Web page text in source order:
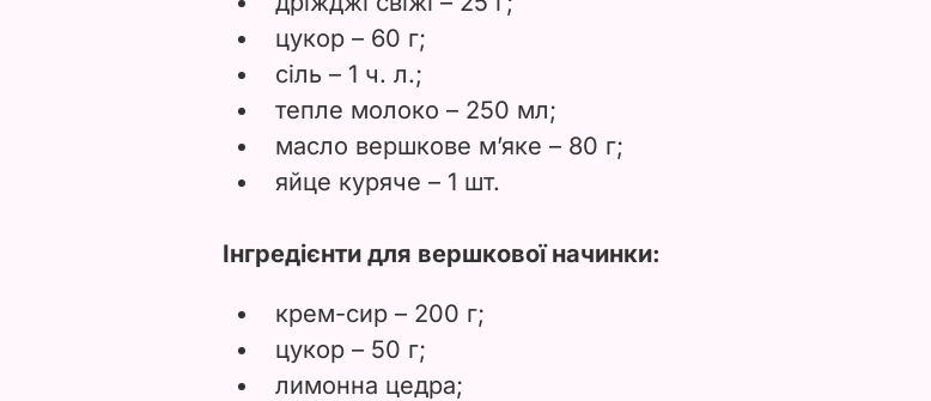
o
цукор – 60 г;
сіль – 1 ч. л.;
тепле молоко – 250 мл;
масло вершкове м’яке – 80 г;
яйце куряче – 1 шт.
Інгредієнти для вершкової начинки:
крем-сир – 200 г;
цукор – 50 г;
лимонна цедра;